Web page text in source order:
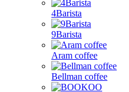
4Barista
9Barista
Aram coffee
Bellman coffee